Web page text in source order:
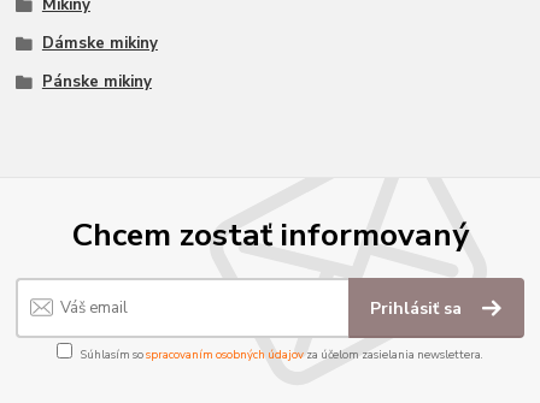
Mikiny
Dámske mikiny
Pánske mikiny
Chcem zostať informovaný
Prihlásiť sa
Súhlasím sospracovaním osobných údajov za účelom zasielania newslettera.